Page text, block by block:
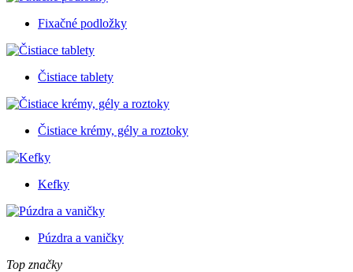
Fixačné podložky
Čistiace tablety
Čistiace krémy, gély a roztoky
Kefky
Púzdra a vaničky
Top značky